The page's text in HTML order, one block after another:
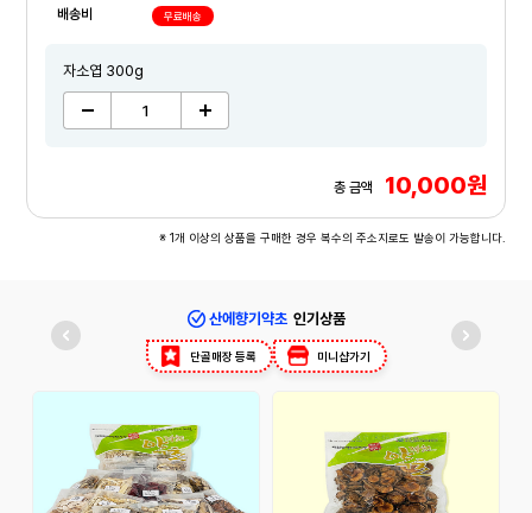
배송비
무료배송
자소엽 300g
총 금액 10,000원
※ 1개 이상의 상품을 구매한 경우 복수의 주소지로도 발송이 가능합니다.
산에향기약초 인기상품
단골매장 등록 미니샵가기